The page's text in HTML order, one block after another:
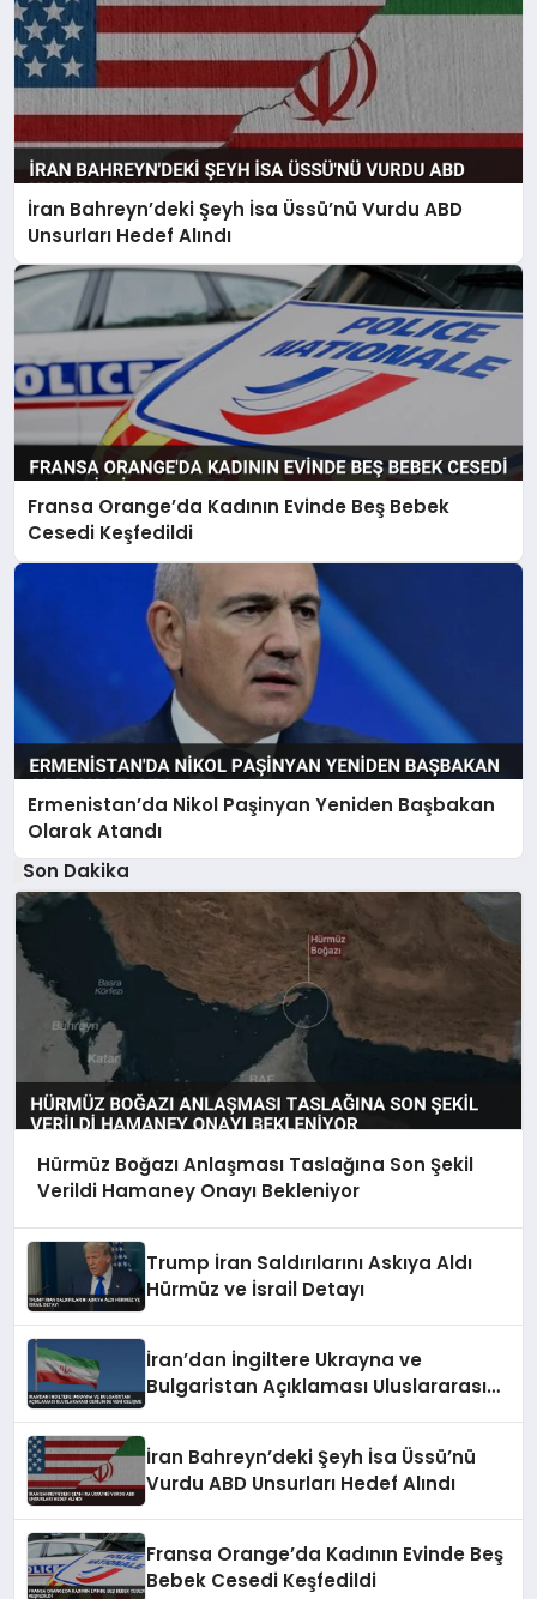
İran Bahreyn’deki Şeyh İsa Üssü’nü Vurdu ABD
Unsurları Hedef Alındı
Fransa Orange’da Kadının Evinde Beş Bebek
Cesedi Keşfedildi
Ermenistan’da Nikol Paşinyan Yeniden Başbakan
Olarak Atandı
Son Dakika
Hürmüz Boğazı Anlaşması Taslağına Son Şekil
Verildi Hamaney Onayı Bekleniyor
Trump İran Saldırılarını Askıya Aldı
Hürmüz ve İsrail Detayı
İran’dan İngiltere Ukrayna ve
Bulgaristan Açıklaması Uluslararası
İran Bahreyn’deki Şeyh İsa Üssü’nü
Vurdu ABD Unsurları Hedef Alındı
Fransa Orange’da Kadının Evinde Beş
Bebek Cesedi Keşfedildi